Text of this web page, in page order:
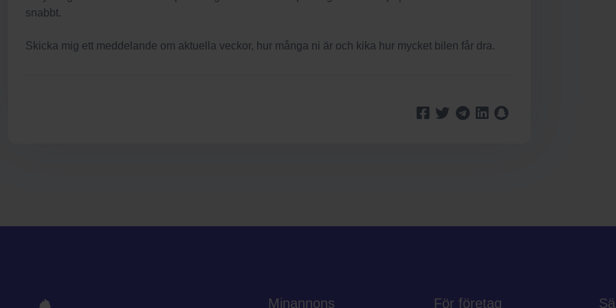
snabbt.
Skicka mig ett meddelande om aktuella veckor, hur många ni är och kika hur mycket bilen får dra.
Minannons För företag